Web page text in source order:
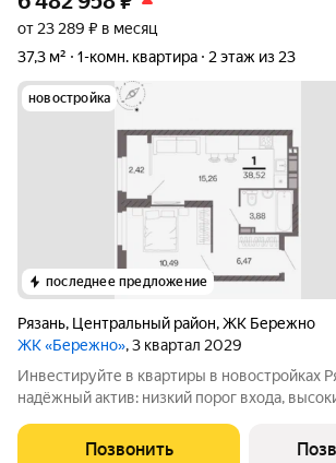
от 23 289 ₽ в месяц
37,3 м²
1-комн. квартира 2 этаж из 23
новостройка
последнее предложение
Рязань, Центральный район,ЖК Бережно
ЖК «Бережно», 3 квартал 2029
Инвестируйте в квартиры в новостройках
надёжный актив: низкий порог входа,
Жилой квартал «Бережно» это проект класса Бизнес,
Позвонить